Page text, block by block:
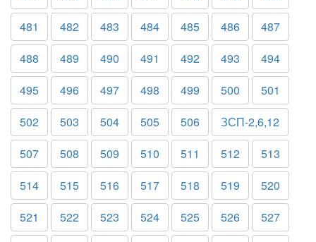
481
482 483 484 485 486
487
488
489 490 491 492 493
494
495
496 497 498 499 500
501
502
503 504 505 506
ЗСП-2,6,12
507
508 509 510 511 512
513
514
515 516 517 518 519
520
521
522 523 524 525 526
527